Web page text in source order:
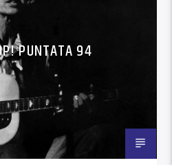
PUNTATA 94